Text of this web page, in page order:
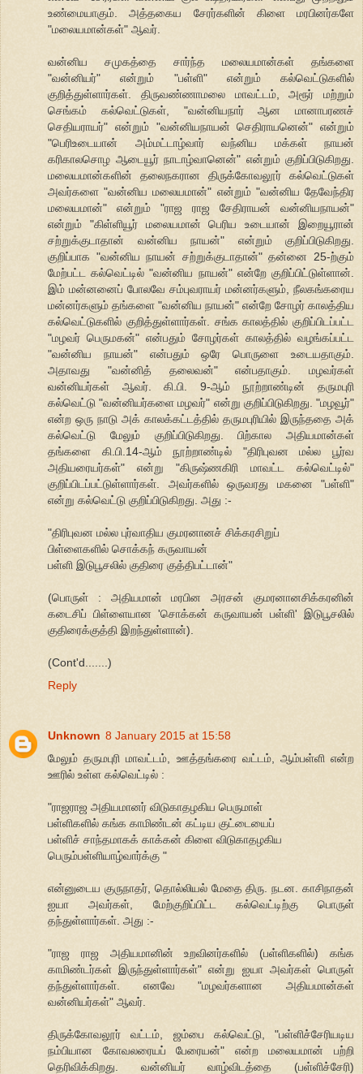
உண்மையாகும். அத்தகைய சேரர்களின் கிளை மரபினர்களே
"மலையமான்கள்" ஆவர்.
வன்னிய சமுகத்தை சார்ந்த மலையமான்கள் தங்களை
"வன்னியர்" என்றும் "பள்ளி" என்றும் கல்வெட்டுகளில்
குறித்துள்ளார்கள். திருவண்ணாமலை மாவட்டம், அரூர் மற்றும்
செங்கம் கல்வெட்டுகள், "வன்னியநார் ஆன மானாபரணச்
செதியராயர்" என்றும் "வன்னியநாயன் செதிராயனென்" என்றும்
"பெரிஉடையான் அம்மட்டாழ்வார் வந்னிய மக்கள் நாயன்
கரிகாலசொழ ஆடையூர் நாடாழ்வானென்" என்றும் குறிப்பிடுகிறது.
மலையமான்களின் தலைநகரான திருக்கோவலூர் கல்வெட்டுகள்
அவர்களை "வன்னிய மலையமான்" என்றும் "வன்னிய தேவேந்திர
மலையமான்" என்றும் "ராஜ ராஜ சேதிராயன் வன்னியநாயன்"
என்றும் "கிள்ளியூர் மலையமான் பெரிய உடையான் இறையூரான்
சற்றுக்குடாதான் வன்னிய நாயன்" என்றும் குறிப்பிடுகிறது.
குறிப்பாக "வன்னிய நாயன் சற்றுக்குடாதான்" தன்னை 25-ற்கும்
மேற்பட்ட கல்வெட்டில் "வன்னிய நாயன்" என்றே குறிப்பிட்டுள்ளான்.
இம் மன்னனைப் போலவே சம்புவராயர் மன்னர்களும், நீலகங்கரைய
மன்னர்களும் தங்களை "வன்னிய நாயன்" என்றே சோழர் காலத்திய
கல்வெட்டுகளில் குறித்துள்ளார்கள். சங்க காலத்தில் குறிப்பிடப்பட்ட
"மழவர் பெருமகன்" என்பதும் சோழர்கள் காலத்தில் வழங்கப்பட்ட
"வன்னிய நாயன்" என்பதும் ஒரே பொருளை உடையதாகும்.
அதாவது "வன்னித் தலைவன்" என்பதாகும். மழவர்கள்
வன்னியர்கள் ஆவர். கி.பி. 9-ஆம் நூற்றாண்டின் தருமபுரி
கல்வெட்டு "வன்னியர்களை மழவர்" என்று குறிப்பிடுகிறது. "மழவூர்"
என்ற ஒரு நாடு அக் காலக்கட்டத்தில் தருமபுரியில் இருந்ததை அக்
கல்வெட்டு மேலும் குறிப்பிடுகிறது. பிற்கால அதியமான்கள்
தங்களை கி.பி.14-ஆம் நூற்றாண்டில் "திரிபுவன மல்ல பூர்வ
அதியரையர்கள்" என்று "கிருஷ்ணகிரி மாவட்ட கல்வெட்டில்"
குறிப்பிடப்பட்டுள்ளார்கள். அவர்களில் ஒருவரது மகனை "பள்ளி"
என்று கல்வெட்டு குறிப்பிடுகிறது. அது :-
"திரிபுவன மல்ல புர்வாதிய குமரனானச் சிக்கரசிறுப்
பிள்ளைகளில் சொக்கந் கருவாயன்
பள்ளி இடுபூசலில் குதிரை குத்திபட்டான்"
(பொருள் : அதியமான் மரபின அரசன் குமரனானசிக்கரனின்
கடைசிப் பிள்ளையான 'சொக்கன் கருவாயன் பள்ளி' இடுபூசலில்
குதிரைக்குத்தி இறந்துள்ளான்).
(Cont'd.......)
Reply
Unknown 8 January 2015 at 15:58
மேலும் தருமபுரி மாவட்டம், ஊத்தங்கரை வட்டம், ஆம்பள்ளி என்ற
ஊரில் உள்ள கல்வெட்டில் :
"ராஜராஜ அதியமானர் விடுகாதழகிய பெருமாள்
பள்ளிகளில் கங்க காமிண்டன் கட்டிய குட்டையைப்
பள்ளிச் சாந்தமாகக் காக்கன் கிளை விடுகாதழகிய
பெரும்பள்ளியாழ்வார்க்கு "
என்னுடைய குருநாதர், தொல்லியல் மேதை திரு. நடன. காசிநாதன்
ஐயா அவர்கள், மேற்குறிப்பிட்ட கல்வெட்டிற்கு பொருள்
தந்துள்ளார்கள். அது :-
"ராஜ ராஜ அதியமானின் உறவினர்களில் (பள்ளிகளில்) கங்க
காமிண்டர்கள் இருந்துள்ளார்கள்" என்று ஐயா அவர்கள் பொருள்
தந்துள்ளார்கள். எனவே "மழவர்களான அதியமான்கள்
வன்னியர்கள்" ஆவர்.
திருக்கோவலூர் வட்டம், ஜம்பை கல்வெட்டு, "பள்ளிச்சேரியடிய
நம்பியான கோவலரையப் பேரையன்" என்ற மலையமான் பற்றி
தெரிவிக்கிறது. வன்னியர் வாழ்விடத்தை (பள்ளிச்சேரி)